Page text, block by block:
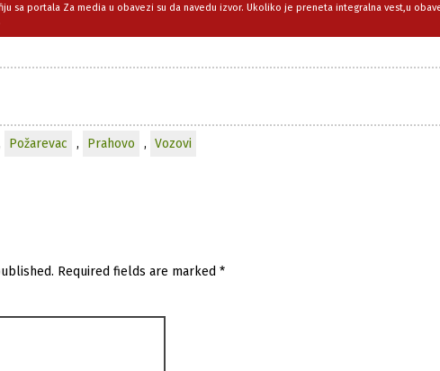
sa portala Za media u obavezi su da navedu izvor. Ukoliko je preneta integralna vest,u
Požarevac , Prahovo , Vozovi
Required fields are marked *